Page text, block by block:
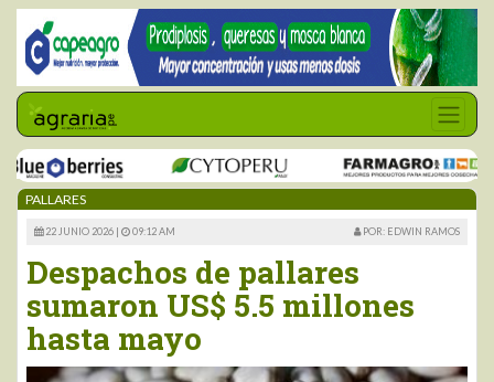
PALLARES
22 JUNIO 2026 | 09:12 AM POR: EDWIN RAMOS
Despachos de pallares
sumaron US$ 5.5 millones
hasta mayo